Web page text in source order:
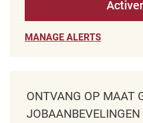
MANAGE ALERTS
ONTVANG OP MAAT